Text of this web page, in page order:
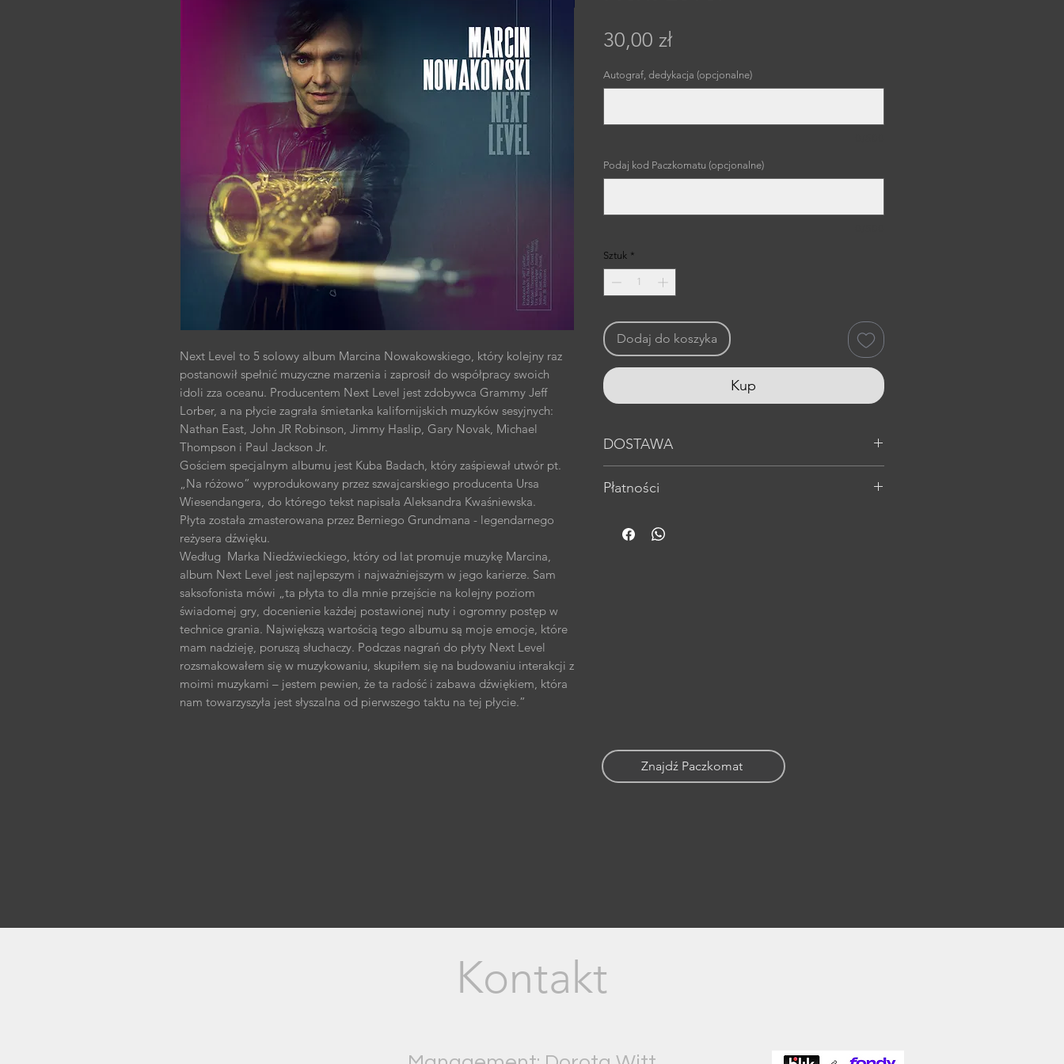
Next Level to 5 solowy album Marcina Nowakowskiego, który kolejny raz
postanowił spełnić muzyczne marzenia i zaprosił do współpracy swoich
idoli zza oceanu. Producentem Next Level jest zdobywca Grammy Jeff
Lorber, a na płycie zagrała śmietanka kalifornijskich muzyków sesyjnych:
Nathan East, John JR Robinson, Jimmy Haslip, Gary Novak, Michael
Thompson i Paul Jackson Jr.
Gościem specjalnym albumu jest Kuba Badach, który zaśpiewał utwór pt.
„Na różowo” wyprodukowany przez szwajcarskiego producenta Ursa
Wiesendangera, do którego tekst napisała Aleksandra Kwaśniewska.
Płyta została zmasterowana przez Berniego Grundmana - legendarnego
reżysera dźwięku.
Według Marka Niedźwieckiego, który od lat promuje muzykę Marcina,
album Next Level jest najlepszym i najważniejszym w jego karierze. Sam
saksofonista mówi „ta płyta to dla mnie przejście na kolejny poziom
świadomej gry, docenienie każdej postawionej nuty i ogromny postęp w
technice grania. Największą wartością tego albumu są moje emocje, które
mam nadzieję, poruszą słuchaczy. Podczas nagrań do płyty Next Level
rozsmakowałem się w muzykowaniu, skupiłem się na budowaniu interakcji z
moimi muzykami – jestem pewien, że ta radość i zabawa dźwiękiem, która
nam towarzyszyła jest słyszalna od pierwszego taktu na tej płycie.”
30,00 złCena
Autograf, dedykacja (opcjonalne)
Podaj kod Paczkomatu (opcjonalne)
Sztuk *
Dodaj do koszyka
Kup
DOSTAWA
Płatności
kartę kredytową i Fondy, które umożliwia
Znajdź Paczkomat
Kontakt